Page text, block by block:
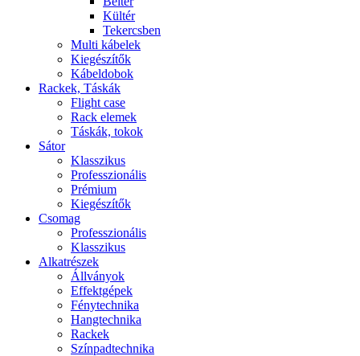
Kültér
Tekercsben
Multi kábelek
Kiegészítők
Kábeldobok
Rackek, Táskák
Flight case
Rack elemek
Táskák, tokok
Sátor
Klasszikus
Professzionális
Prémium
Kiegészítők
Csomag
Professzionális
Klasszikus
Alkatrészek
Állványok
Effektgépek
Fénytechnika
Hangtechnika
Rackek
Színpadtechnika